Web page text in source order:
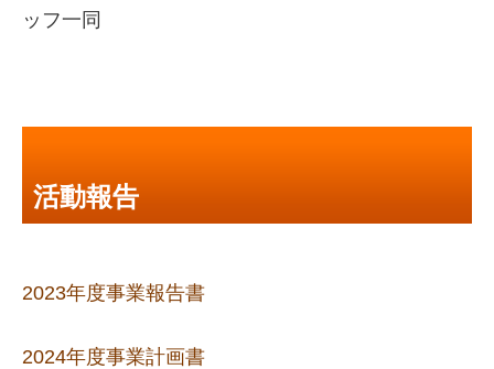
ッフ一同
活動報告
2023年度事業報告書
2024年度事業計画書